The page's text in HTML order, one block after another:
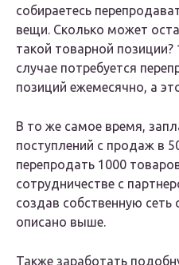
собираетесь
вещи. Сколько может
такой товарной позиции?
случае потребуется
позиций ежемесячно, а
В то же самое время,
поступлений с продаж в
перепродать 1000
сотрудничестве c
создав собственную сеть
описано выше.
Также заработать